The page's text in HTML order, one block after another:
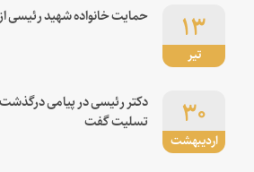
تیر
۱۳ حمایت خانواده شهید رئیسی
اردیبهشت
۳۰
دکتر رئیسی در پیامی درگذشت
تسلیت گفت